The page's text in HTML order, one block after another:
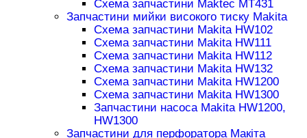
Схема запчастини Maktec MT431
Запчастини мийки високого тиску Makita
Схема запчастини Makita HW102
Схема запчастини Makita HW111
Схема запчастини Makita HW112
Схема запчастини Makita HW132
Схема запчастини Makita HW1200
Схема запчастини Makita HW1300
Запчастини насоса Makita HW1200,
HW1300
Запчастини для перфоратора Макіта